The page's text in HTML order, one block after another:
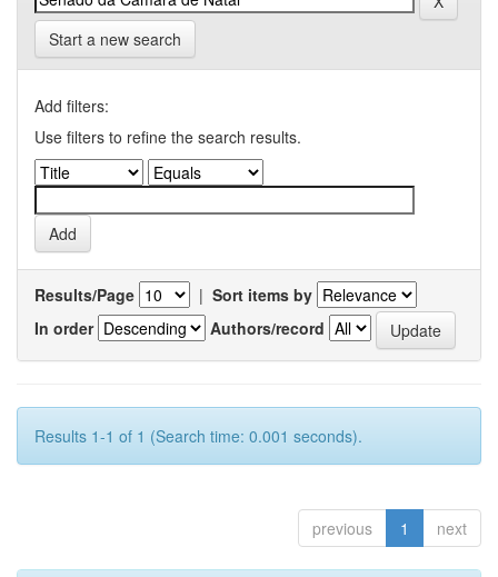
Start a new search
Add filters:
Use filters to refine the search results.
Results/Page | Sort items by
In order
Authors/record
Results 1-1 of 1 (Search time: 0.001 seconds).
previous 1 next